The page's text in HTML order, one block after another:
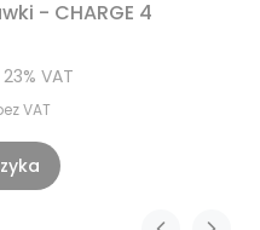
- CHARGE 4
23% VAT
VAT